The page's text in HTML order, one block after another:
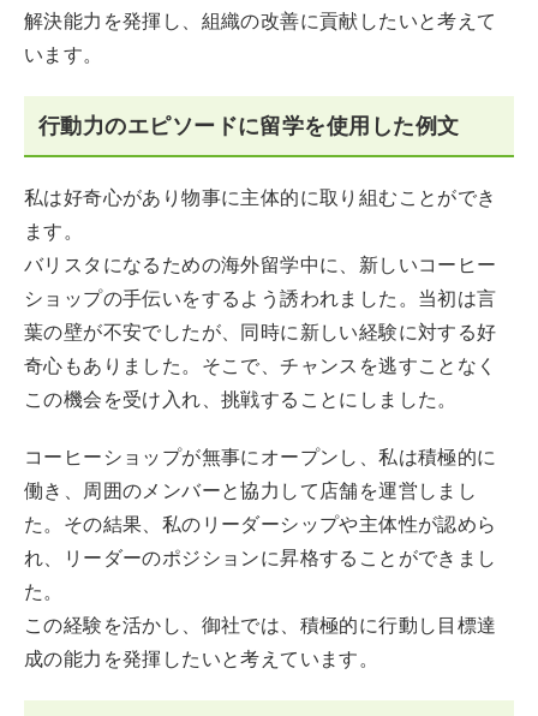
解決能力を発揮し、組織の改善に貢献したいと考えて
います。
行動力のエピソードに留学を使用した例文
私は好奇心があり物事に主体的に取り組むことができ
ます。
バリスタになるための海外留学中に、新しいコーヒー
ショップの手伝いをするよう誘われました。当初は言
葉の壁が不安でしたが、同時に新しい経験に対する好
奇心もありました。そこで、チャンスを逃すことなく
この機会を受け入れ、挑戦することにしました。
コーヒーショップが無事にオープンし、私は積極的に
働き、周囲のメンバーと協力して店舗を運営しまし
た。その結果、私のリーダーシップや主体性が認めら
れ、リーダーのポジションに昇格することができまし
た。
この経験を活かし、御社では、積極的に行動し目標達
成の能力を発揮したいと考えています。